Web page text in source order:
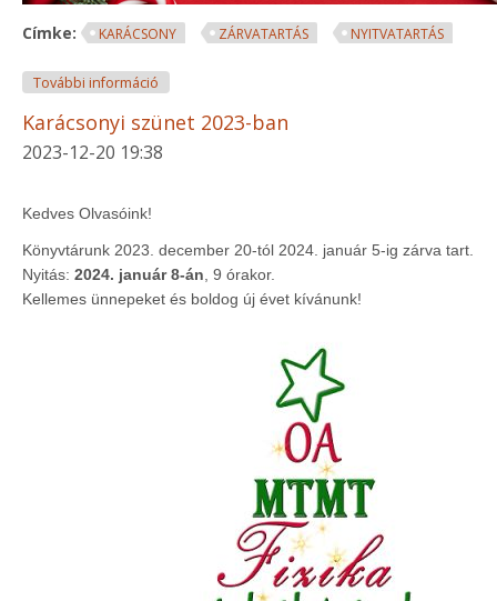
Címke: KARÁCSONY ZÁRVATARTÁS NYITVATARTÁS
További információ
Karácsonyi szünet 2023-ban
2023-12-20 19:38
Kedves Olvasóink!
Könyvtárunk 2023. december 20-tól 2024. január 5-ig zárva tart.
Nyitás: 2024. január 8-án, 9 órakor.
Kellemes ünnepeket és boldog új évet kívánunk!